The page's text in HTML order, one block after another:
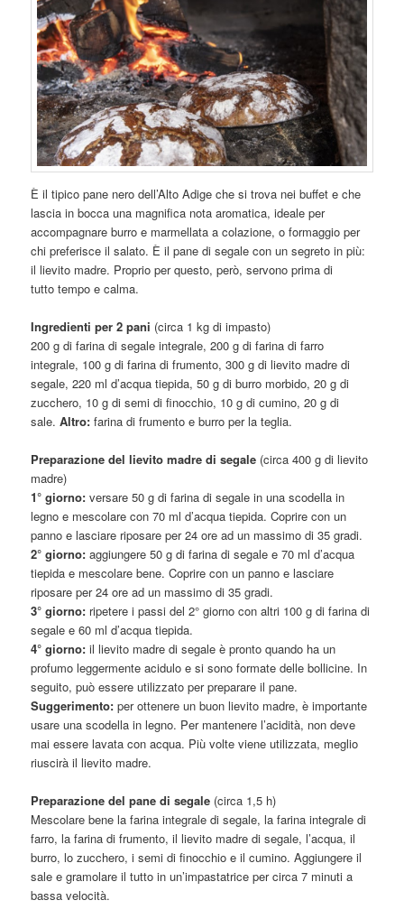
È il tipico pane nero dell’Alto Adige che si trova nei buffet e che
lascia in bocca una magnifica nota aromatica, ideale per
accompagnare burro e marmellata a colazione, o formaggio per
chi preferisce il salato. È il pane di segale con un segreto in più:
il lievito madre. Proprio per questo, però, servono prima di
tutto tempo e calma.
Ingredienti per 2 pani (circa 1 kg di impasto)
200 g di farina di segale integrale, 200 g di farina di farro
integrale, 100 g di farina di frumento, 300 g di lievito madre di
segale, 220 ml d’acqua tiepida, 50 g di burro morbido, 20 g di
zucchero, 10 g di semi di finocchio, 10 g di cumino, 20 g di
sale.Altro:farina di frumento e burro per la teglia.
Preparazione del lievito madre di segale (circa 400 g di lievito
madre)
1° giorno:versare 50 g di farina di segale in una scodella in
legno e mescolare con 70 ml d’acqua tiepida. Coprire con un
panno e lasciare riposare per 24 ore ad un massimo di 35 gradi.
2° giorno:aggiungere 50 g di farina di segale e 70 ml d’acqua
tiepida e mescolare bene. Coprire con un panno e lasciare
riposare per 24 ore ad un massimo di 35 gradi.
3° giorno: ripetere i passi del 2° giorno con altri 100 g di farina di
segale e 60 ml d’acqua tiepida.
4° giorno:il lievito madre di segale è pronto quando ha un
profumo leggermente acidulo e si sono formate delle bollicine. In
seguito, può essere utilizzato per preparare il pane.
Suggerimento:per ottenere un buon lievito madre, è importante
usare una scodella in legno. Per mantenere l’acidità, non deve
mai essere lavata con acqua. Più volte viene utilizzata, meglio
riuscirà il lievito madre.
Preparazione del pane di segale (circa 1,5 h)
Mescolare bene la farina integrale di segale, la farina integrale di
farro, la farina di frumento, il lievito madre di segale, l’acqua, il
burro, lo zucchero, i semi di finocchio e il cumino. Aggiungere il
sale e gramolare il tutto in un’impastatrice per circa 7 minuti a
bassa velocità.